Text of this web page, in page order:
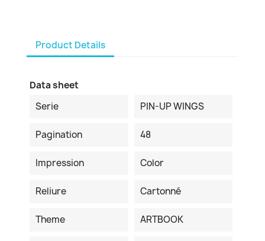
Product Details
Data sheet
Serie
PIN-UP WINGS
Pagination 48
Impression Color
Reliure Cartonné
Theme ARTBOOK